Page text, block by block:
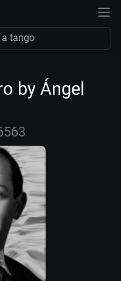
by Ángel